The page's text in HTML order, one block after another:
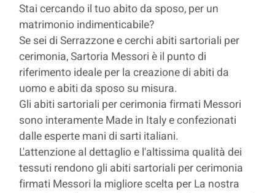
Stai cercando il tuo abito da sposo, per un
matrimonio indimenticabile?
Se sei di Serrazzone e cerchi abiti sartoriali per
cerimonia, Sartoria Messori è il punto di
riferimento ideale per la creazione di abiti da
uomo e abiti da sposo su misura.
Gli abiti sartoriali per cerimonia firmati Messori
sono interamente Made in Italy e confezionati
dalle esperte mani di sarti italiani.
L'attenzione al dettaglio e l'altissima qualità dei
tessuti rendono gli abiti sartoriali per cerimonia
firmati Messori la migliore scelta per La nostra